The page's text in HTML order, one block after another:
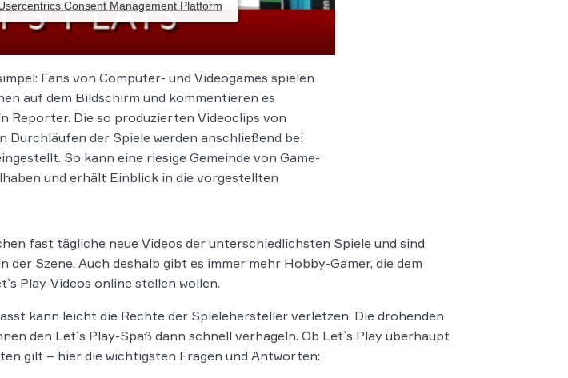
Consent Management Platform
Fans von Computer- und Videogames spielen
auf dem Bildschirm und kommentieren es
Reporter. Die so produzierten Videoclips von
Durchläufen der Spiele werden anschließend bei
So kann eine riesige Gemeinde von Game-
und erhält Einblick in die vorgestellten
fast tägliche neue Videos der unterschiedlichsten Spiele und sind
Szene. Auch deshalb gibt es immer mehr Hobby-Gamer, die dem
Play-Videos online stellen wollen.
kann leicht die Rechte der Spielehersteller verletzen. Die drohenden
den Let´s Play-Spaß dann schnell verhageln. Ob Let`s Play überhaupt
gilt – hier die wichtigsten Fragen und Antworten: